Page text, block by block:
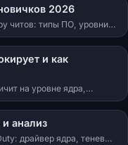
2026
читов: типы ПО, уровни
пошаговый алгоритм
и как
на уровне ядра,
и аппаратные
анализ
драйвер ядра, теневые